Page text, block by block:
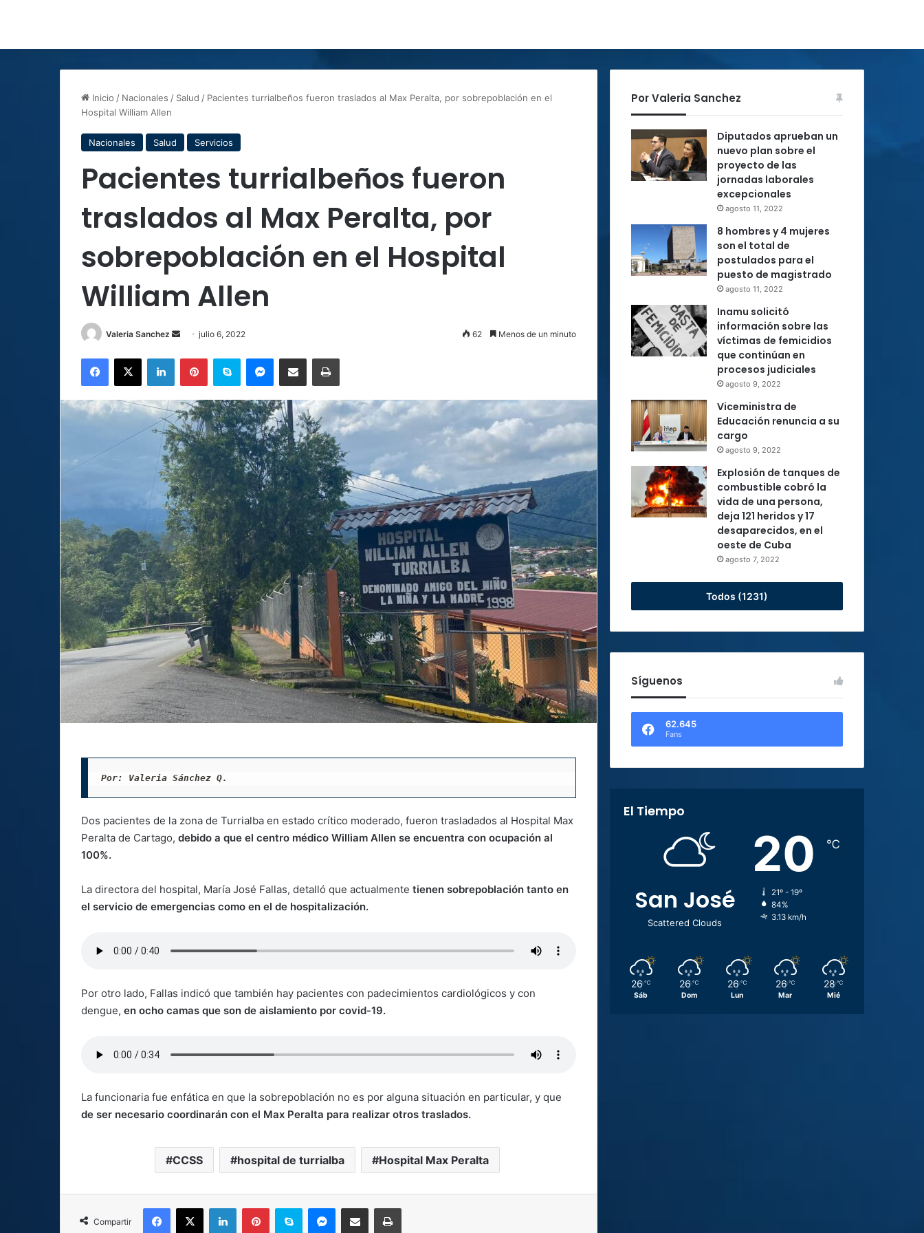
Inicio / Nacionales / Salud / Pacientes turrialbeños fueron traslados al Max Peralta, por sobrepoblación en el
Hospital William Allen
Nacionales Salud Servicios
Pacientes turrialbeños fueron
traslados al Max Peralta, por
sobrepoblación en el Hospital
William Allen
Valeria Sanchez
Send
email
julio 6, 2022 62 Menos de un minuto
Facebook
X LinkedInPinterestSkype MessengerCompartir por correo electrónicoImprimir
Por: Valeria Sánchez Q.
Dos pacientes de la zona de Turrialba en estado crítico moderado, fueron trasladados al Hospital Max
Peralta de Cartago, debido a que el centro médico William Allen se encuentra con ocupación al
100%.
La directora del hospital, María José Fallas, detalló que actualmente tienen sobrepoblación tanto en
el servicio de emergencias como en el de hospitalización.
Por otro lado, Fallas indicó que también hay pacientes con padecimientos cardiológicos y con
dengue, en ocho camas que son de aislamiento por covid-19.
La funcionaria fue enfática en que la sobrepoblación no es por alguna situación en particular, y que
de ser necesario coordinarán con el Max Peralta para realizar otros traslados.
CCSS hospital de turrialba Hospital Max Peralta
Compartir
Facebook
X LinkedInPinterestSkype MessengerCompartir por correo electrónicoImprimir
Por Valeria Sanchez
Diputados aprueban un
nuevo plan sobre el
proyecto de las
jornadas laborales
excepcionales
agosto 11, 2022
8 hombres y 4 mujeres
son el total de
postulados para el
puesto de magistrado
agosto 11, 2022
Inamu solicitó
información sobre las
víctimas de femicidios
que continúan en
procesos judiciales
agosto 9, 2022
Viceministra de
Educación renuncia a su
cargo
agosto 9, 2022
Explosión de tanques de
combustible cobró la
vida de una persona,
deja 121 heridos y 17
desaparecidos, en el
oeste de Cuba
agosto 7, 2022
Todos (1231)
Síguenos
62.645
Fans
El Tiempo
San José
Scattered Clouds
20 ℃
21º - 19º
84%
3.13 km/h
26 ℃
Sáb
26 ℃
Dom
26 ℃
Lun
26 ℃
Mar
28 ℃
Mié